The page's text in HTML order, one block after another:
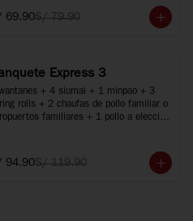
69.90S/ 79.90
Express 3
+ 4 siumai + 1 minpao + 3
rolls + 2 chaufas de pollo familiar o
familiares + 1 pollo a elección
94.90S/ 119.90